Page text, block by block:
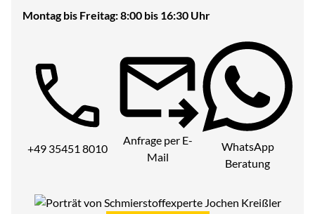
Montag bis Freitag: 8:00 bis 16:30 Uhr
Telefon:
+49 35451 8010
Anfrage per E-
Mail
WhatsApp
Beratung